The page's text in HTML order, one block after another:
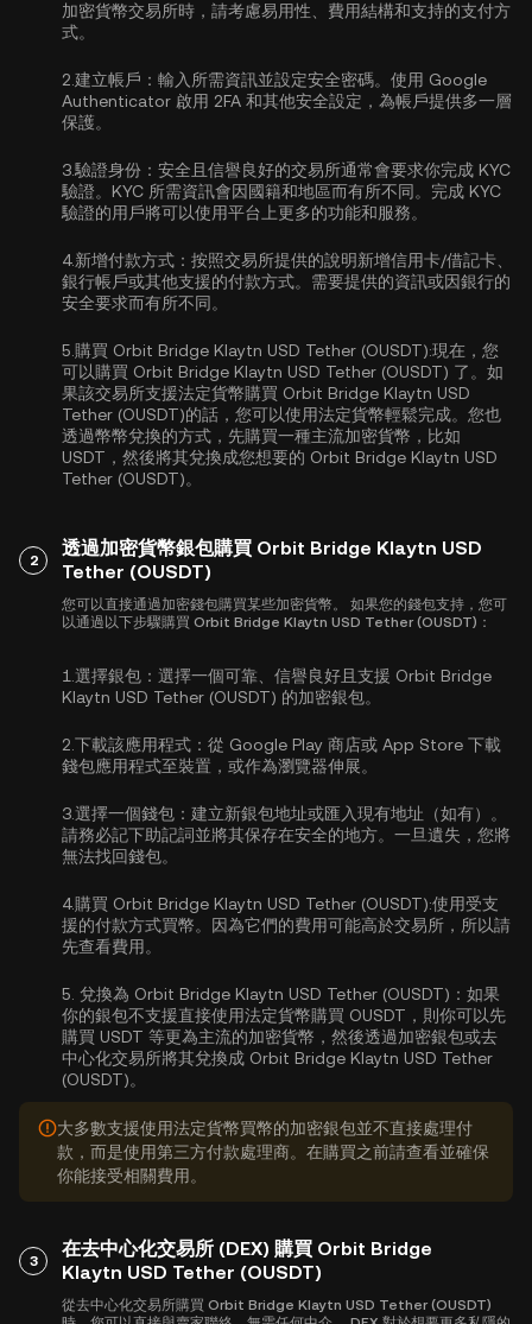
加密貨幣交易所時，請考慮易用性、費用結構和支持的支付方
式。
2. 建立帳戶： 輸入所需資訊並設定安全密碼。使用 Google
Authenticator 啟用 2FA 和其他安全設定，為帳戶提供多一層
保護。
3.驗證身份： 安全且信譽良好的交易所通常會要求你完成 KYC
驗證。KYC 所需資訊會因國籍和地區而有所不同。完成 KYC
驗證的用戶將可以使用平台上更多的功能和服務。
4.新增付款方式： 按照交易所提供的說明新增信用卡/借記卡、
銀行帳戶或其他支援的付款方式。需要提供的資訊或因銀行的
安全要求而有所不同。
5. 購買 Orbit Bridge Klaytn USD Tether (OUSDT):現在，您
可以購買 Orbit Bridge Klaytn USD Tether (OUSDT) 了。如
果該交易所支援法定貨幣購買 Orbit Bridge Klaytn USD
Tether (OUSDT)的話，您可以使用法定貨幣輕鬆完成。您也
透過幣幣兌換的方式，先購買一種主流加密貨幣，比如
USDT ，然後將其兌換成您想要的 Orbit Bridge Klaytn USD
Tether (OUSDT)。
2
透過加密貨幣銀包購買 Orbit Bridge Klaytn USD
Tether (OUSDT)
您可以直接通過加密錢包購買某些加密貨幣。 如果您的錢包支持，您可
以通過以下步驟購買 Orbit Bridge Klaytn USD Tether (OUSDT)：
1. 選擇銀包： 選擇一個可靠、信譽良好且支援 Orbit Bridge
Klaytn USD Tether (OUSDT) 的加密銀包。
2. 下載該應用程式： 從 Google Play 商店或 App Store 下載
錢包應用程式至裝置，或作為瀏覽器伸展。
3.選擇一個錢包： 建立新銀包地址或匯入現有地址（如有）。
請務必記下助記詞並將其保存在安全的地方。一旦遺失，您將
無法找回錢包。
4.購買 Orbit Bridge Klaytn USD Tether (OUSDT):使用受支
援的付款方式買幣。因為它們的費用可能高於交易所，所以請
先查看費用。
5. 兌換為 Orbit Bridge Klaytn USD Tether (OUSDT)： 如果
你的銀包不支援直接使用法定貨幣購買 OUSDT，則你可以先
購買 USDT 等更為主流的加密貨幣，然後透過加密銀包或去
中心化交易所將其兌換成 Orbit Bridge Klaytn USD Tether
(OUSDT)。
大多數支援使用法定貨幣買幣的加密銀包並不直接處理付
款，而是使用第三方付款處理商。在購買之前請查看並確保
你能接受相關費用。
3
在去中心化交易所 (DEX) 購買 Orbit Bridge
Klaytn USD Tether (OUSDT)
從去中心化交易所購買 Orbit Bridge Klaytn USD Tether (OUSDT)